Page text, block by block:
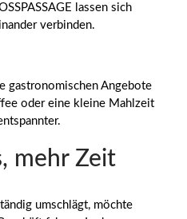
lassen sich
verbinden.
gastronomischen Angebote
oder eine kleine Mahlzeit
mehr Zeit
umschlägt, möchte